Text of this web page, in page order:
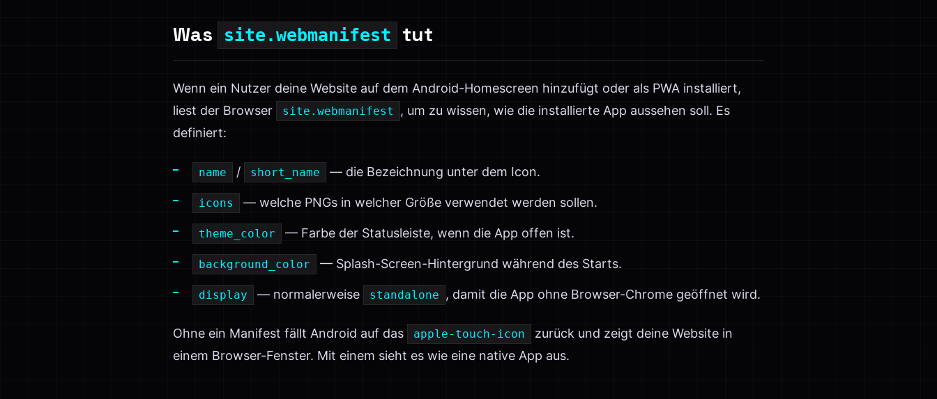
Was site.webmanifest tut
Wenn ein Nutzer deine Website auf dem Android-Homescreen hinzufügt oder als PWA installiert,
liest der Browser
site.webmanifest
, um zu wissen, wie die installierte App aussehen soll. Es
definiert:
name / short_name — die Bezeichnung unter dem Icon.
icons — welche PNGs in welcher Größe verwendet werden sollen.
theme_color — Farbe der Statusleiste, wenn die App offen ist.
background_color — Splash-Screen-Hintergrund während des Starts.
display — normalerweise standalone , damit die App ohne Browser-Chrome geöffnet wird.
Ohne ein Manifest fällt Android auf das apple-touch-icon
zurück und zeigt deine Website in
einem Browser-Fenster. Mit einem sieht es wie eine native App aus.